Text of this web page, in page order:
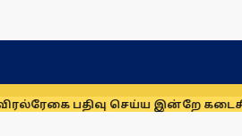
செய்ய இன்றே கடைசி! தொகுதி